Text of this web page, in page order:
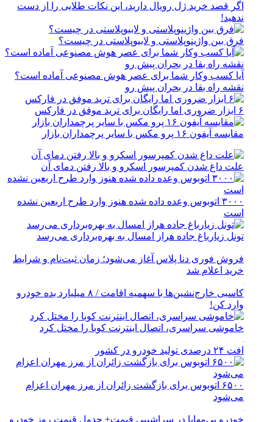
اگر قصد خرید ژل رویال دارید، این نکات طلایی را از دست
ندهید!
فرق بین واژینوپلاستی و لابیوپلاستی در چیست؟
آیا کسب وکار شما برای عصر هوش مصنوعی آماده است؟
نقشه راه بقا در بحران پیش رو
۶ ابزار ضروری اما رایگان برای ترید موفق در فارکس
مقایسه آیفون ۱۶ پرو مکس با سایر پرچمداران بازار
علت داغ شدن کمپرسور اسکرو و بالا رفتن دمای آن
۳۰۰۰ اتوبوس وعده داده شده هنوز وارد طرح اربعین نشده
است
تونل زیارباغ جاده هراز امسال به بهره‌برداری می‌رسد
فروش فوری دنا پلاس آغاز می‌شود؛ زمان ثبت‌نام و شرایط
خرید اعلام شد
کاسبی خارج‌نشین‌ها با سهمیه اقامت / ۸ میلیارد بده خودرو
وارد کن!
خاموشی سراسری، اتصال اینترنت کوبا را مختل کرد
افت ۲۴ درصدی تولید خودرو در کشور
۶۵۰۰ اتوبوس برای بازگشت زائران از مرز مهران اعزام
می‌شود
خودرو بی‌مهابا در سراشیبی قیمت+ جدول قیمت روز خودرو